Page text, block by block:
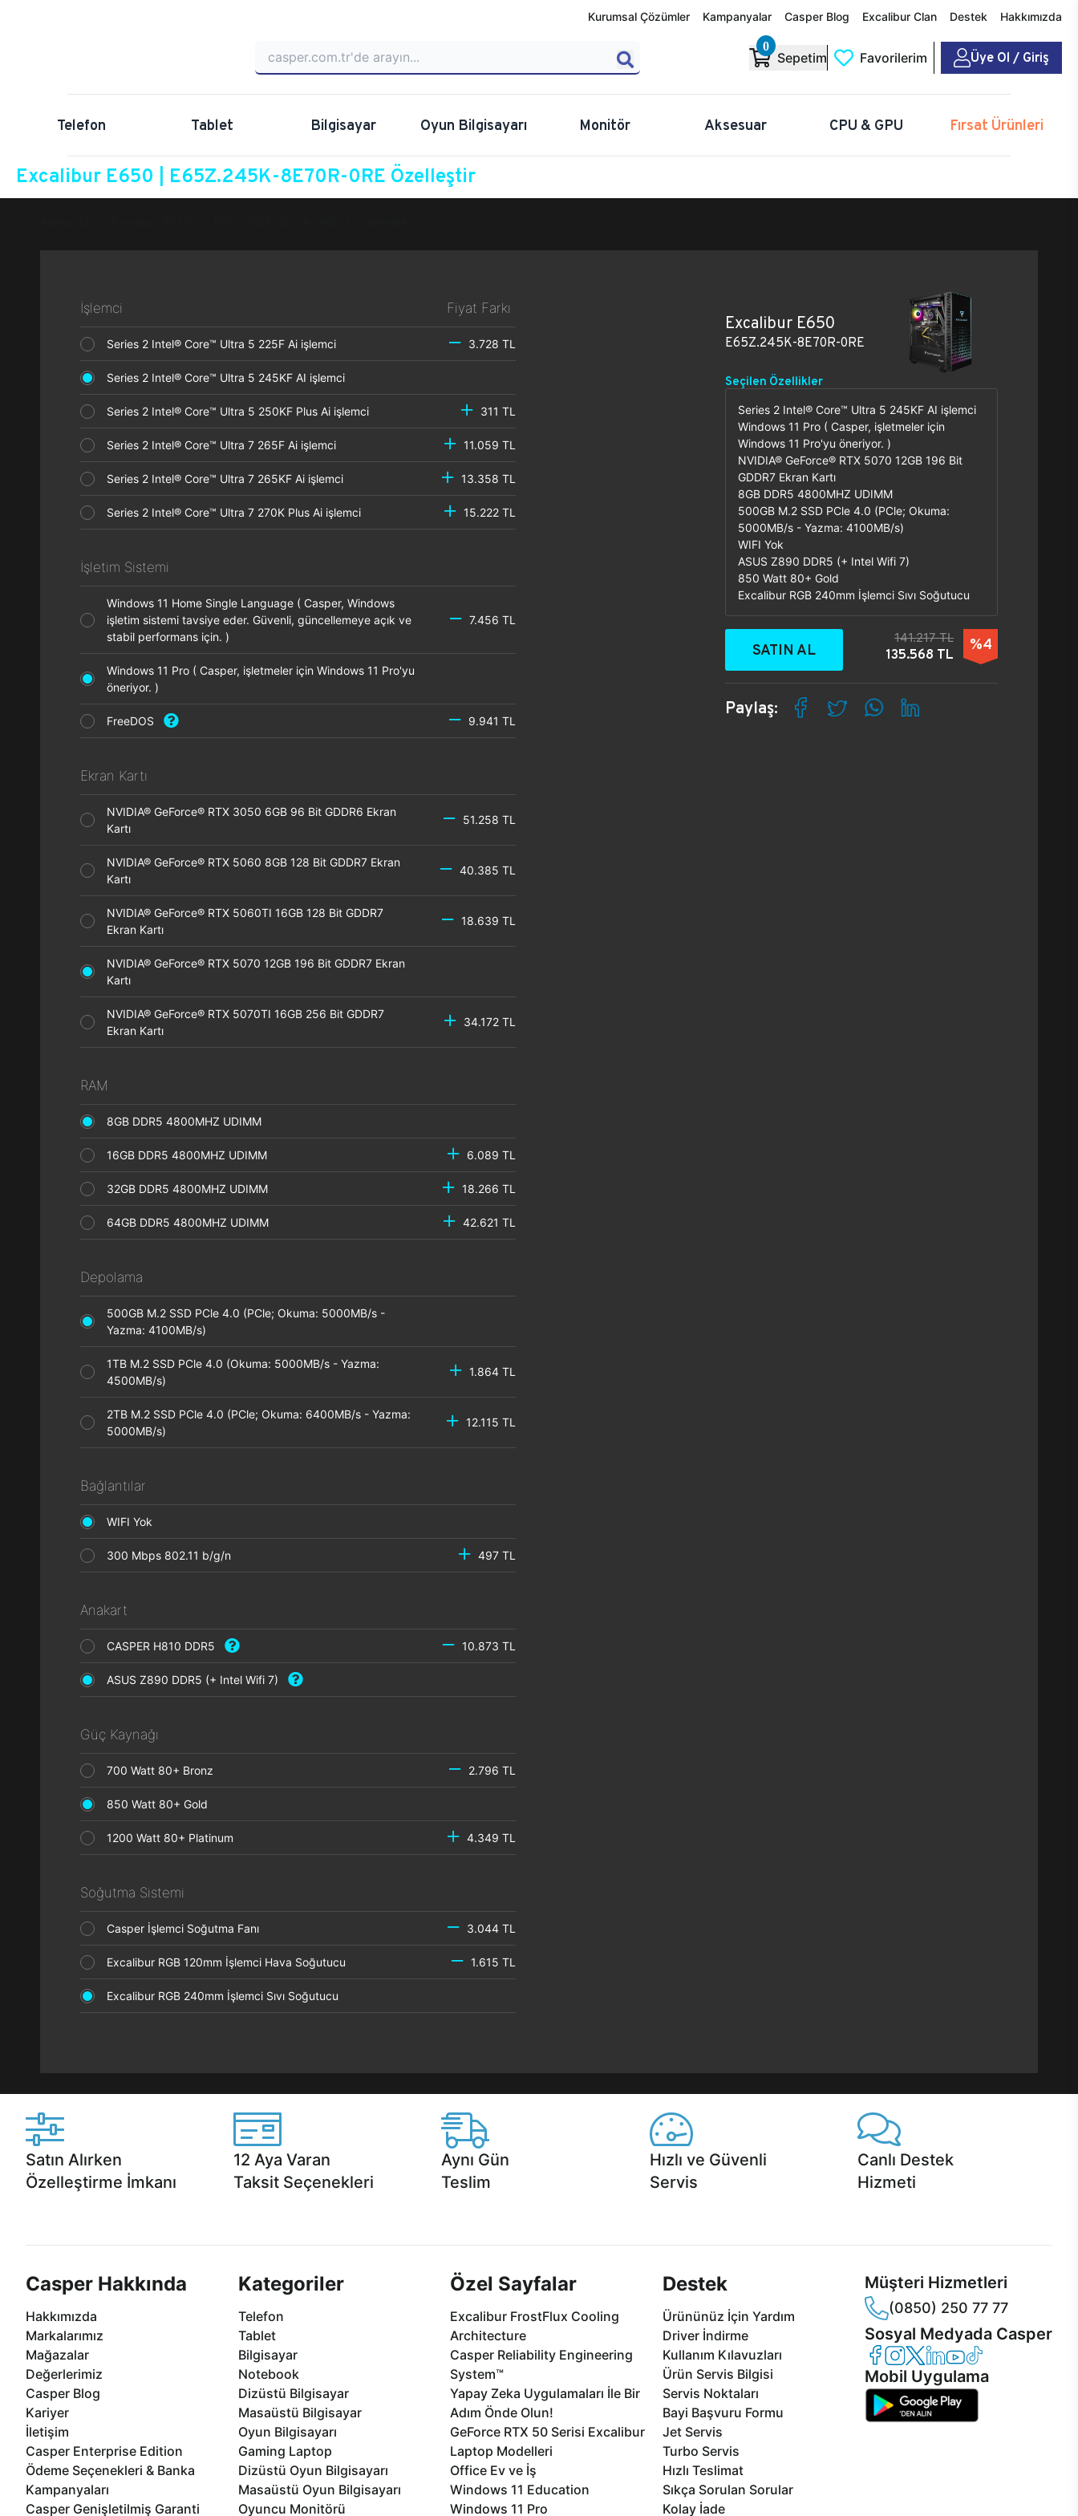
Kurumsal Çözümler Kampanyalar Casper Blog Excalibur Clan Destek Hakkımızda
0
Sepetim Favorilerim Üye Ol / Giriş
Telefon Tablet Bilgisayar Oyun Bilgisayarı Monitör Aksesuar CPU & GPU Fırsat Ürünleri
Excalibur E650 | E65Z.245K-8E70R-0RE Özelleştir
İşlemci Fiyat Farkı
Series 2 Intel® Core™ Ultra 5 225F Ai işlemci 3.728 TL
Series 2 Intel® Core™ Ultra 5 245KF AI işlemci
Series 2 Intel® Core™ Ultra 5 250KF Plus Ai işlemci 311 TL
Series 2 Intel® Core™ Ultra 7 265F Ai işlemci 11.059 TL
Series 2 Intel® Core™ Ultra 7 265KF Ai işlemci 13.358 TL
Series 2 Intel® Core™ Ultra 7 270K Plus Ai işlemci 15.222 TL
İşletim Sistemi
Windows 11 Home Single Language ( Casper, Windows
işletim sistemi tavsiye eder. Güvenli, güncellemeye açık ve
stabil performans için. )
7.456 TL
Windows 11 Pro ( Casper, işletmeler için Windows 11 Pro'yu
öneriyor. )
FreeDOS 9.941 TL
Ekran Kartı
NVIDIA® GeForce® RTX 3050 6GB 96 Bit GDDR6 Ekran
Kartı
51.258 TL
NVIDIA® GeForce® RTX 5060 8GB 128 Bit GDDR7 Ekran
Kartı
40.385 TL
NVIDIA® GeForce® RTX 5060TI 16GB 128 Bit GDDR7
Ekran Kartı
18.639 TL
NVIDIA® GeForce® RTX 5070 12GB 196 Bit GDDR7 Ekran
Kartı
NVIDIA® GeForce® RTX 5070TI 16GB 256 Bit GDDR7
Ekran Kartı
34.172 TL
RAM
8GB DDR5 4800MHZ UDIMM
16GB DDR5 4800MHZ UDIMM 6.089 TL
32GB DDR5 4800MHZ UDIMM 18.266 TL
64GB DDR5 4800MHZ UDIMM 42.621 TL
Depolama
500GB M.2 SSD PCle 4.0 (PCle; Okuma: 5000MB/s -
Yazma: 4100MB/s)
1TB M.2 SSD PCle 4.0 (Okuma: 5000MB/s - Yazma:
4500MB/s)
1.864 TL
2TB M.2 SSD PCle 4.0 (PCle; Okuma: 6400MB/s - Yazma:
5000MB/s)
12.115 TL
Bağlantılar
WIFI Yok
300 Mbps 802.11 b/g/n 497 TL
Anakart
CASPER H810 DDR5 10.873 TL
ASUS Z890 DDR5 (+ Intel Wifi 7)
Güç Kaynağı
700 Watt 80+ Bronz 2.796 TL
850 Watt 80+ Gold
1200 Watt 80+ Platinum 4.349 TL
Soğutma Sistemi
Casper İşlemci Soğutma Fanı 3.044 TL
Excalibur RGB 120mm İşlemci Hava Soğutucu 1.615 TL
Excalibur RGB 240mm İşlemci Sıvı Soğutucu
Excalibur E650
E65Z.245K-8E70R-0RE
Seçilen Özellikler
Series 2 Intel® Core™ Ultra 5 245KF AI işlemci
Windows 11 Pro ( Casper, işletmeler için
Windows 11 Pro'yu öneriyor. )
NVIDIA® GeForce® RTX 5070 12GB 196 Bit
GDDR7 Ekran Kartı
8GB DDR5 4800MHZ UDIMM
500GB M.2 SSD PCle 4.0 (PCle; Okuma:
5000MB/s - Yazma: 4100MB/s)
WIFI Yok
ASUS Z890 DDR5 (+ Intel Wifi 7)
850 Watt 80+ Gold
Excalibur RGB 240mm İşlemci Sıvı Soğutucu
SATIN AL
141.217 TL
135.568 TL
%4
Paylaş:
Satın Alırken
Özelleştirme İmkanı
12 Aya Varan
Taksit Seçenekleri
Aynı Gün
Teslim
Hızlı ve Güvenli
Servis
Canlı Destek
Hizmeti
Casper Hakkında
Hakkımızda
Markalarımız
Mağazalar
Değerlerimiz
Casper Blog
Kariyer
İletişim
Casper Enterprise Edition
Ödeme Seçenekleri & Banka
Kampanyaları
Casper Genişletilmiş Garanti
Kategoriler
Telefon
Tablet
Bilgisayar
Notebook
Dizüstü Bilgisayar
Masaüstü Bilgisayar
Oyun Bilgisayarı
Gaming Laptop
Dizüstü Oyun Bilgisayarı
Masaüstü Oyun Bilgisayarı
Oyuncu Monitörü
Özel Sayfalar
Excalibur FrostFlux Cooling
Architecture
Casper Reliability Engineering
System™
Yapay Zeka Uygulamaları İle Bir
Adım Önde Olun!
GeForce RTX 50 Serisi Excalibur
Laptop Modelleri
Office Ev ve İş
Windows 11 Education
Windows 11 Pro
Destek
Ürününüz İçin Yardım
Driver İndirme
Kullanım Kılavuzları
Ürün Servis Bilgisi
Servis Noktaları
Bayi Başvuru Formu
Jet Servis
Turbo Servis
Hızlı Teslimat
Sıkça Sorulan Sorular
Kolay İade
Müşteri Hizmetleri
(0850) 250 77 77
Sosyal Medyada Casper
Casper Facebook
Casper Instagram
Casper Twitter
Casper LinkedIn
Casper YouTube
Casper TikTok
Mobil Uygulama